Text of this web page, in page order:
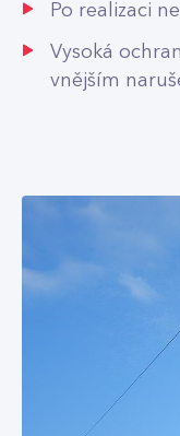
Po realizaci
Vysoká
vnějším